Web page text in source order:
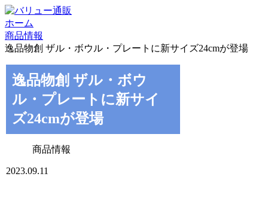
ホーム
商品情報
逸品物創 ザル・ボウル・プレートに新サイズ24cmが登場
逸品物創 ザル・ボウ
ル・プレートに新サイ
ズ24cmが登場
商品情報
2023.09.11